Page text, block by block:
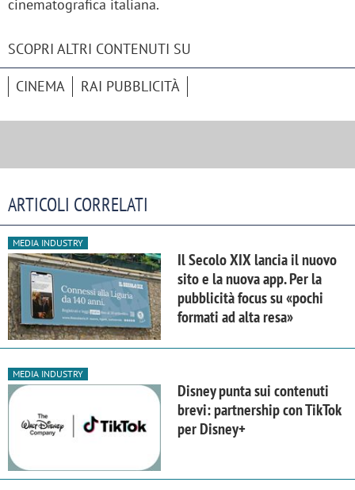
cinematografica italiana.
SCOPRI ALTRI CONTENUTI SU
CINEMA RAI PUBBLICITÀ
ARTICOLI CORRELATI
MEDIA INDUSTRY
Il Secolo XIX lancia il nuovo
sito e la nuova app. Per la
pubblicità focus su «pochi
formati ad alta resa»
MEDIA INDUSTRY
Disney punta sui contenuti
brevi: partnership con TikTok
per Disney+